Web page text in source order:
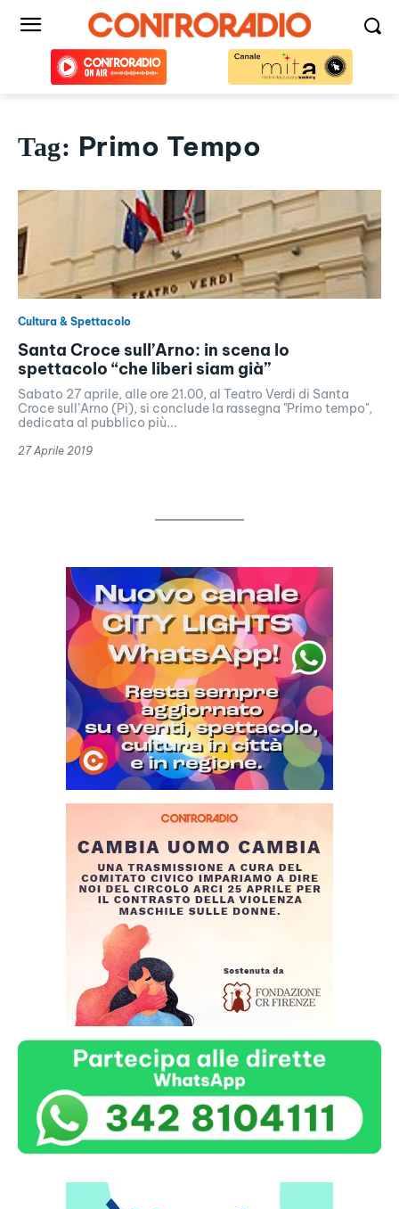
Tag: Primo Tempo
Cultura & Spettacolo
Santa Croce sull’Arno: in scena lo
spettacolo “che liberi siam già”
Sabato 27 aprile, alle ore 21.00, al Teatro Verdi di Santa
Croce sull’Arno (Pi), si conclude la rassegna "Primo tempo",
dedicata al pubblico più...
27 Aprile 2019